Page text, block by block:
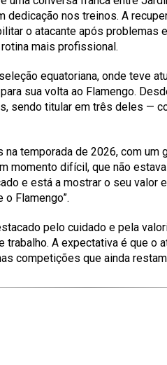
dedicação nos treinos. A
o atacante após problemas
mais profissional.
equatoriana, onde teve
sua volta ao Flamengo.
sendo titular em três deles —
temporada de 2026, com
momento difícil, que não
e está a mostrar o seu valor
Flamengo”.
pelo cuidado e pela
A expectativa é que o
competições que ainda